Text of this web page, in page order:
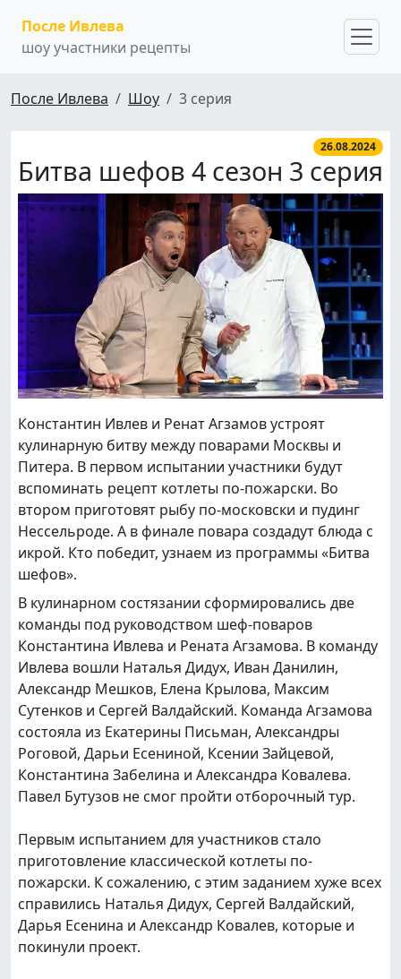
После Ивлева
шоу участники рецепты
После Ивлева Шоу 3 серия
26.08.2024
Битва шефов 4 сезон 3 серия
Константин Ивлев и Ренат Агзамов устроят
кулинарную битву между поварами Москвы и
Питера. В первом испытании участники будут
вспоминать рецепт котлеты по-пожарски. Во
втором приготовят рыбу по-московски и пудинг
Нессельроде. А в финале повара создадут блюда с
икрой. Кто победит, узнаем из программы «Битва
шефов».
В кулинарном состязании сформировались две
команды под руководством шеф-поваров
Константина Ивлева и Рената Агзамова. В команду
Ивлева вошли Наталья Дидух, Иван Данилин,
Александр Мешков, Елена Крылова, Максим
Сутенков и Сергей Валдайский. Команда Агзамова
состояла из Екатерины Письман, Александры
Роговой, Дарьи Есениной, Ксении Зайцевой,
Константина Забелина и Александра Ковалева.
Павел Бутузов не смог пройти отборочный тур.
Первым испытанием для участников стало
приготовление классической котлеты по-
пожарски. К сожалению, с этим заданием хуже всех
справились Наталья Дидух, Сергей Валдайский,
Дарья Есенина и Александр Ковалев, которые и
покинули проект.